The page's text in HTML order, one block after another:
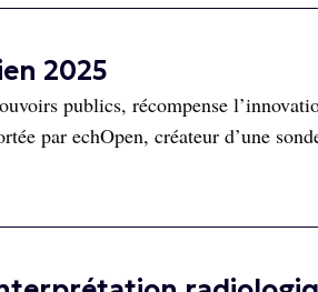
2025
publics, récompense
par echOpen, créateur d’une